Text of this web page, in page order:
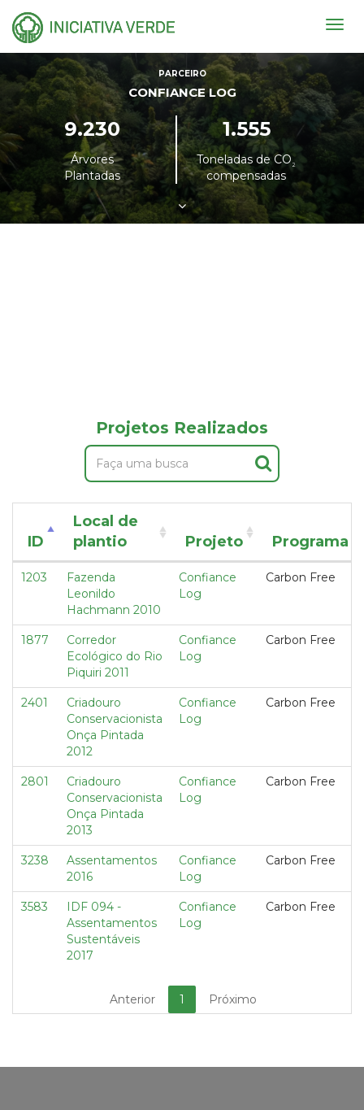
PARCEIRO
CONFIANCE LOG
9.230
Árvores
Plantadas
1.555
Toneladas de CO²
compensadas
Projetos Realizados
ID
Local de
plantio
Projeto Programa
1203
Fazenda
Leonildo
Hachmann 2010
Confiance
Log
Carbon Free
1877
Corredor
Ecológico do Rio
Piquiri 2011
Confiance
Log
Carbon Free
2401
Criadouro
Conservacionista
Onça Pintada
2012
Confiance
Log
Carbon Free
2801
Criadouro
Conservacionista
Onça Pintada
2013
Confiance
Log
Carbon Free
3238
Assentamentos
2016
Confiance
Log
Carbon Free
3583
IDF 094 -
Assentamentos
Sustentáveis
2017
Confiance
Log
Carbon Free
Anterior 1 Próximo